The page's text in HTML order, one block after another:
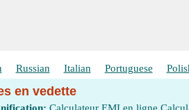
Russian Italian Portuguese
en vedette